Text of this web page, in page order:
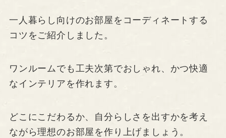
一人暮らし向けのお部屋をコーディネートする
コツをご紹介しました。
ワンルームでも工夫次第でおしゃれ、かつ快適
なインテリアを作れます。
どこにこだわるか、自分らしさを出すかを考え
ながら理想のお部屋を作り上げましょう。